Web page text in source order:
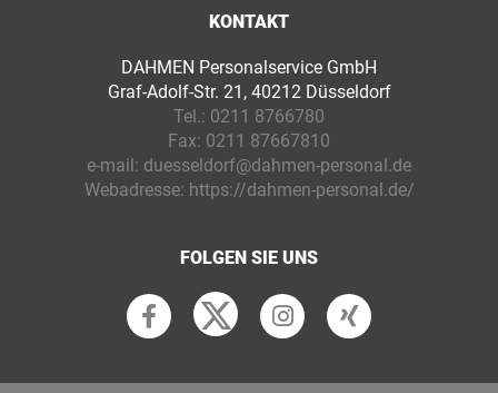
KONTAKT
DAHMEN Personalservice GmbH
Graf-Adolf-Str. 21, 40212 Düsseldorf
Tel.: 0211 8766780
Fax: 0211 87667810
e-mail: duesseldorf@dahmen-personal.de
Webadresse: https://dahmen-personal.de/
FOLGEN SIE UNS